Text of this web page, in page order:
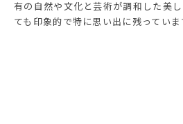
有の自然や文化と芸術が調和した美
ても印象的で特に思い出に残っていま